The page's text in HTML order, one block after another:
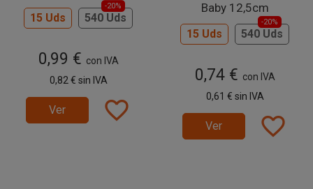
15 Uds 540 Uds
-20%
0,99 € con IVA
0,82 € sin IVA
Ver favorite_border
Baby 12,5cm
15 Uds 540 Uds
-20%
0,74 € con IVA
0,61 € sin IVA
Ver favorite_border